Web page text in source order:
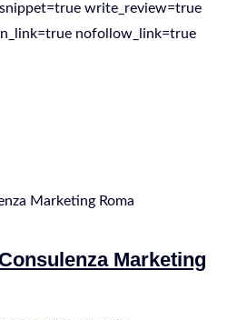
write_review=true
nofollow_link=true
Marketing Roma
Marketing